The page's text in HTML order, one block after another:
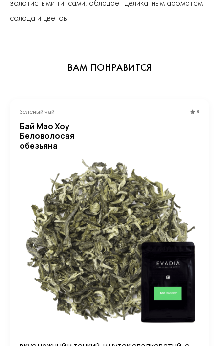
золотистыми типсами, обладает деликатным ароматом
солода и цветов
ВАМ ПОНРАВИТСЯ
Зеленый чай 5
Бай Мао Хоу
Беловолосая
обезьяна